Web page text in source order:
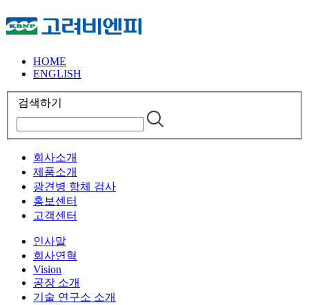
HOME
ENGLISH
검색하기
회사소개
제품소개
광견병 항체 검사
홍보센터
고객센터
인사말
회사연혁
Vision
공장 소개
기술 연구소 소개